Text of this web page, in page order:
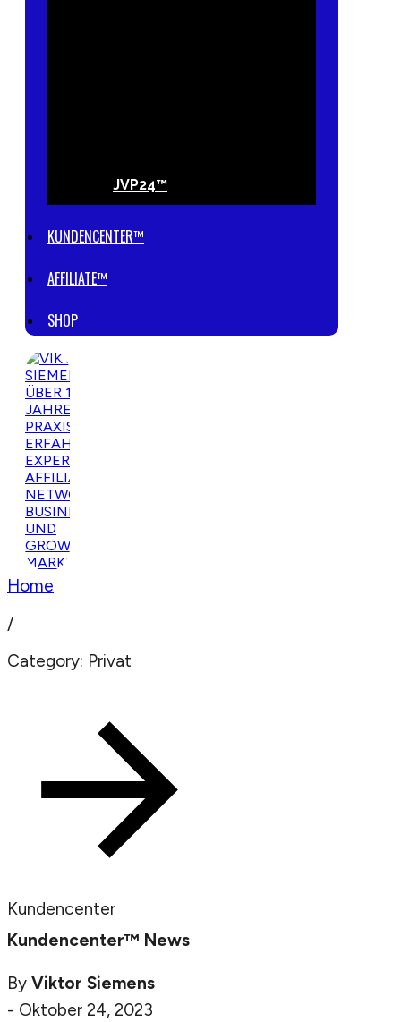
JVP24™
KUNDENCENTER™
AFFILIATE™
SHOP
Home
/
Category: Privat
Kundencenter
Kundencenter™ News
By Viktor Siemens
- Oktober 24, 2023